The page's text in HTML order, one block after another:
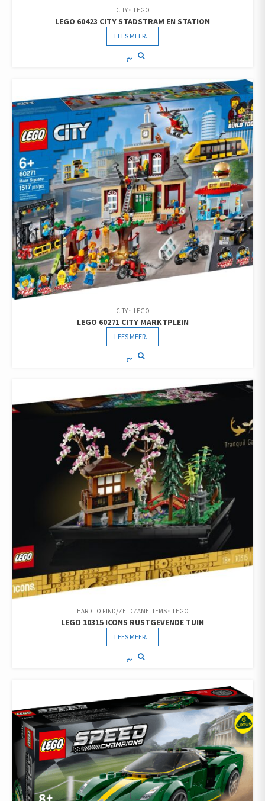
CITY LEGO
LEGO 60423 CITY STADSTRAM EN STATION
LEES MEER...
CITY LEGO
LEGO 60271 CITY MARKTPLEIN
LEES MEER...
HARD TO FIND/ZELDZAME ITEMS LEGO
LEGO 10315 ICONS RUSTGEVENDE TUIN
LEES MEER...